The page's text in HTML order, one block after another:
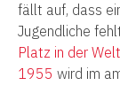
fällt auf, dass
Jugendliche
Platz in der
1955 wird im